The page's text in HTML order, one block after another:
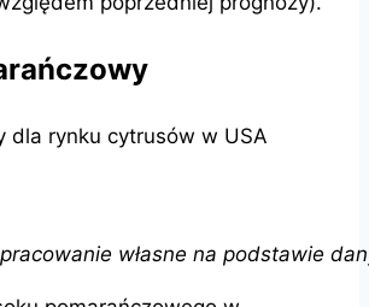
dla rynku cytrusów w USA
własne na podstawie